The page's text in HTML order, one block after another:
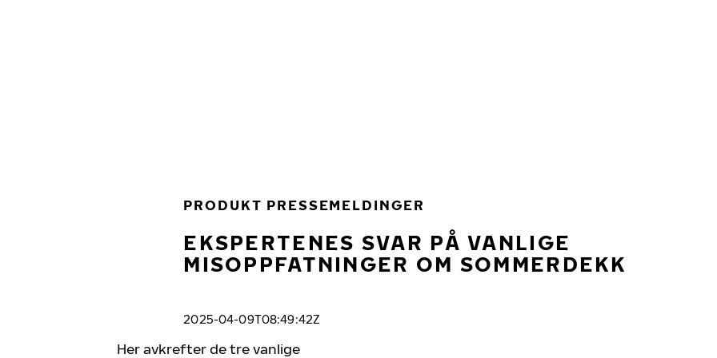
PRODUKT PRESSEMELDINGER
EKSPERTENES SVAR PÅ VANLIGE
MISOPPFATNINGER OM SOMMERDEKK
2025-04-09T08:49:42Z
Her avkrefter de tre vanlige